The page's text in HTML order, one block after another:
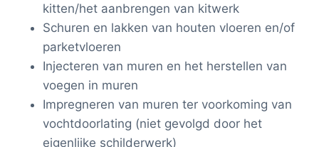
kitten/het aanbrengen van kitwerk
Schuren en lakken van houten vloeren en/of
parketvloeren
Injecteren van muren en het herstellen van
voegen in muren
Impregneren van muren ter voorkoming van
vochtdoorlating (niet gevolgd door het
eigenlijke schilderwerk)